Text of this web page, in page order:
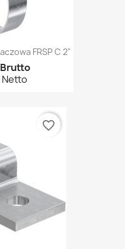
FRSP C 2"
Brutto
Netto
favorite_border